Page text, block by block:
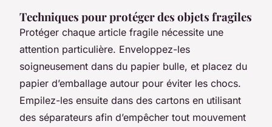
Techniques pour protéger des objets fragiles
Protéger chaque article fragile nécessite une
attention particulière. Enveloppez-les
soigneusement dans du papier bulle, et placez du
papier d’emballage autour pour éviter les chocs.
Empilez-les ensuite dans des cartons en utilisant
des séparateurs afin d’empêcher tout mouvement